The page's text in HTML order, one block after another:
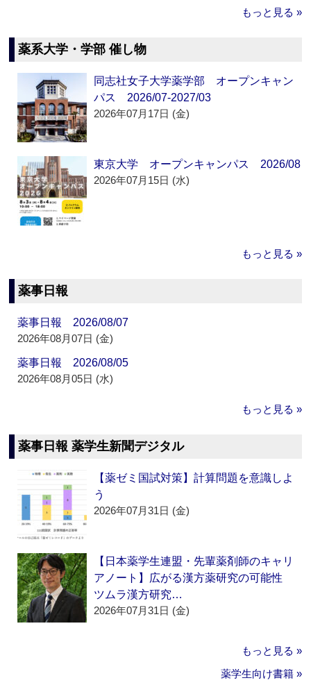
もっと見る »
薬系大学・学部 催し物
同志社女子大学薬学部 オープンキャン
パス 2026/07-2027/03
2026年07月17日 (金)
東京大学 オープンキャンパス 2026/08
2026年07月15日 (水)
もっと見る »
薬事日報
薬事日報 2026/08/07
2026年08月07日 (金)
薬事日報 2026/08/05
2026年08月05日 (水)
もっと見る »
薬事日報 薬学生新聞デジタル
【薬ゼミ国試対策】計算問題を意識しよ
う
2026年07月31日 (金)
【日本薬学生連盟・先輩薬剤師のキャリ
アノート】広がる漢方薬研究の可能性
ツムラ漢方研究…
2026年07月31日 (金)
もっと見る »
薬学生向け書籍 »